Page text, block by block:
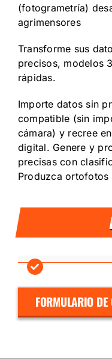
(fotogrametría)
agrimensores‎
‎Transforme sus
precisos, modelos
rápidas.
‎Importe datos sin
compatible (sin
cámara) y recree
digital. Genere y
precisas con
Produzca ortofotos
FORMULARIO